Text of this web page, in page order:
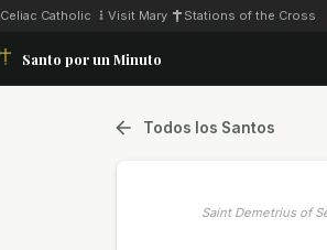
Celiac Catholic Visit Mary Stations of the Cross
Santo por un Minuto
Todos los Santos
Saint Demetrius of